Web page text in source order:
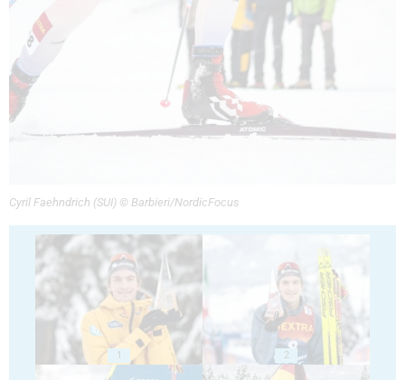
Cyril Faehndrich (SUI) © Barbieri/NordicFocus
1 2